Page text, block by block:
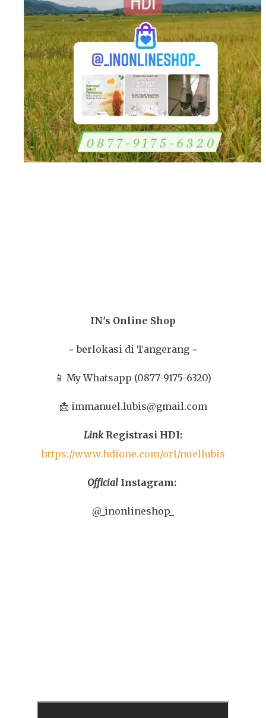
IN's Online Shop
~ berlokasi di Tangerang ~
📱 My Whatsapp (0877-9175-6320)
📩 immanuel.lubis@gmail.com
Link Registrasi HDI:
https://www.hdione.com/orl/nuellubis
Official Instagram:
@_inonlineshop_